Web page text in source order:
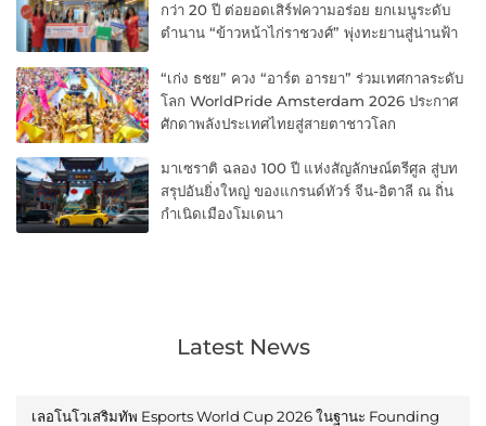
กว่า 20 ปี ต่อยอดเสิร์ฟความอร่อย ยกเมนูระดับ
ตำนาน “ข้าวหน้าไก่ราชวงศ์” พุ่งทะยานสู่น่านฟ้า
“เก่ง ธชย” ควง “อาร์ต อารยา” ร่วมเทศกาลระดับ
โลก WorldPride Amsterdam 2026 ประกาศ
ศักดาพลังประเทศไทยสู่สายตาชาวโลก
มาเซราติ ฉลอง 100 ปี แห่งสัญลักษณ์ตรีศูล สู่บท
สรุปอันยิ่งใหญ่ ของแกรนด์ทัวร์ จีน-อิตาลี ณ ถิ่น
กำเนิดเมืองโมเดนา
Latest News
เลอโนโวเสริมทัพ Esports World Cup 2026 ในฐานะ Founding